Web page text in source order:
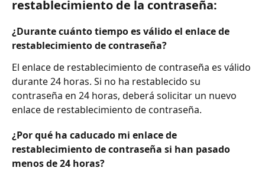
restablecimiento de la contraseña:
¿Durante cuánto tiempo es válido el enlace de
restablecimiento de contraseña?
El enlace de restablecimiento de contraseña es válido
durante 24 horas. Si no ha restablecido su
contraseña en 24 horas, deberá solicitar un nuevo
enlace de restablecimiento de contraseña.
¿Por qué ha caducado mi enlace de
restablecimiento de contraseña si han pasado
menos de 24 horas?